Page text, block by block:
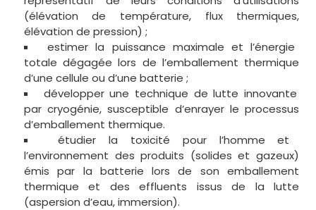
(élévation de température, flux thermiques,
élévation de pression) ;
estimer la puissance maximale et l’énergie
totale dégagée lors de l’emballement thermique
d’une cellule ou d’une batterie ;
développer une technique de lutte innovante
par cryogénie, susceptible d’enrayer le processus
d’emballement thermique.
étudier la toxicité pour l’homme et
l’environnement des produits (solides et gazeux)
émis par la batterie lors de son emballement
thermique et des effluents issus de la lutte
(aspersion d’eau, immersion).